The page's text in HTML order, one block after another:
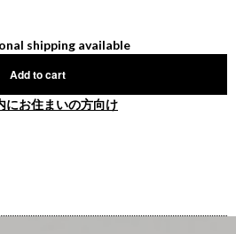
shipping available
Add to cart
にお住まいの方向け